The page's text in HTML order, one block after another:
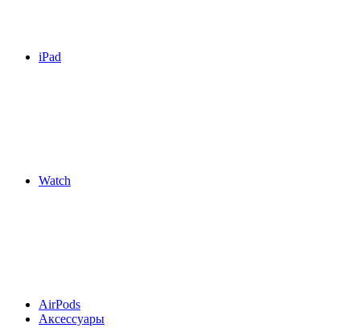
iPad
Watch
AirPods
Аксессуары